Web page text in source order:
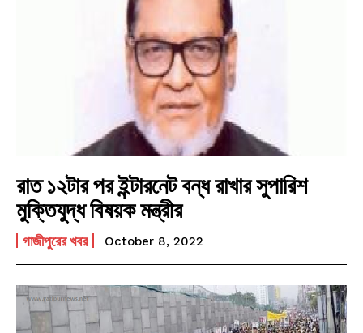
রাত ১২টার পর ইন্টারনেট বন্ধ রাখার সুপারিশ
মুক্তিযুদ্ধ বিষয়ক মন্ত্রীর
গাজীপুরের খবর October 8, 2022